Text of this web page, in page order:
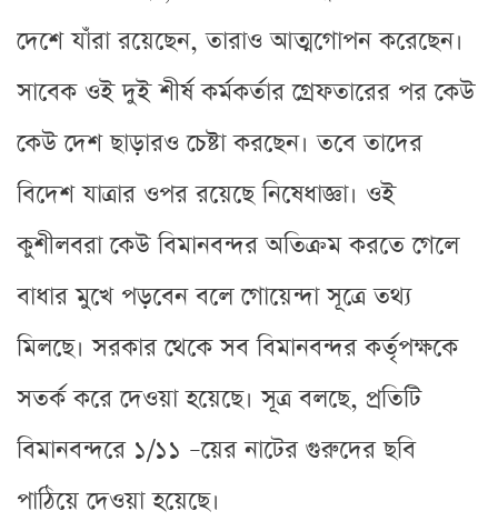
দেশে যাঁরা রয়েছেন, তারাও আত্মগোপন করেছেন।
সাবেক ওই দুই শীর্ষ কর্মকর্তার গ্রেফতারের পর কেউ
কেউ দেশ ছাড়ারও চেষ্টা করছেন। তবে তাদের
বিদেশ যাত্রার ওপর রয়েছে নিষেধাজ্ঞা। ওই
কুশীলবরা কেউ বিমানবন্দর অতিক্রম করতে গেলে
বাধার মুখে পড়বেন বলে গোয়েন্দা সূত্রে তথ্য
মিলছে। সরকার থেকে সব বিমানবন্দর কর্তৃপক্ষকে
সতর্ক করে দেওয়া হয়েছে। সূত্র বলছে, প্রতিটি
বিমানবন্দরে ১/১১ –য়ের নাটের গুরুদের ছবি
পাঠিয়ে দেওয়া হয়েছে।